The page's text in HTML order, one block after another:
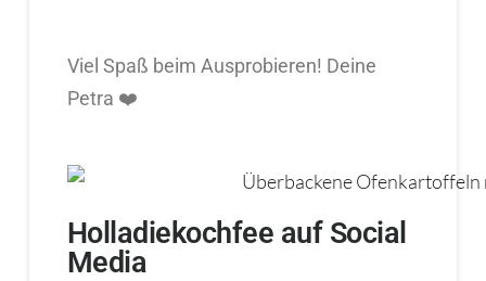
Viel Spaß beim Ausprobieren! Deine
Petra ❤️
Holladiekochfee auf Social
Media